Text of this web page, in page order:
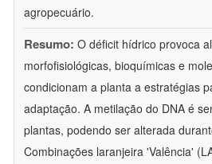
agropecuário.
Resumo: O déficit hídrico provoca
morfofisiológicas, bioquímicas e
condicionam a planta a estratégias
adaptação. A metilação do DNA é
plantas, podendo ser alterada
Combinações laranjeira 'Valência'